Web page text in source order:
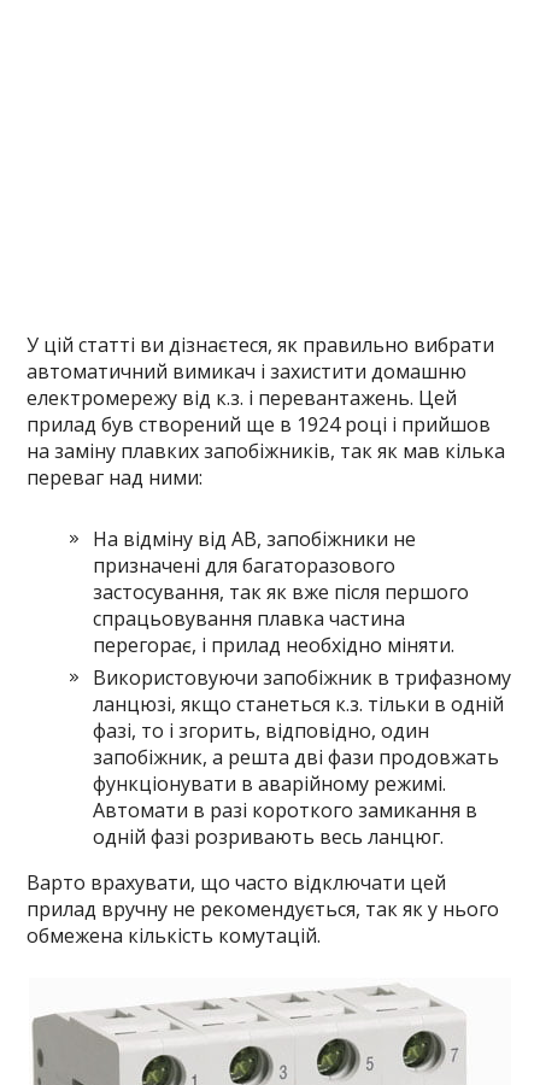
У цій статті ви дізнаєтеся, як правильно вибрати
автоматичний вимикач і захистити домашню
електромережу від к.з. і перевантажень. Цей
прилад був створений ще в 1924 році і прийшов
на заміну плавких запобіжників, так як мав кілька
переваг над ними:
На відміну від АВ, запобіжники не
призначені для багаторазового
застосування, так як вже після першого
спрацьовування плавка частина
перегорає, і прилад необхідно міняти.
Використовуючи запобіжник в трифазному
ланцюзі, якщо станеться к.з. тільки в одній
фазі, то і згорить, відповідно, один
запобіжник, а решта дві фази продовжать
функціонувати в аварійному режимі.
Автомати в разі короткого замикання в
одній фазі розривають весь ланцюг.
Варто врахувати, що часто відключати цей
прилад вручну не рекомендується, так як у нього
обмежена кількість комутацій.